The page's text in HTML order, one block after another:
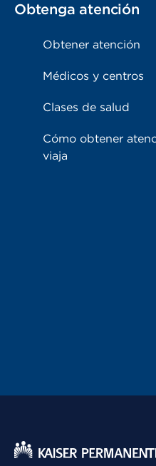
Obtenga atención
Obtener atención
Médicos y centros
Clases de salud
Cómo obtener
viaja